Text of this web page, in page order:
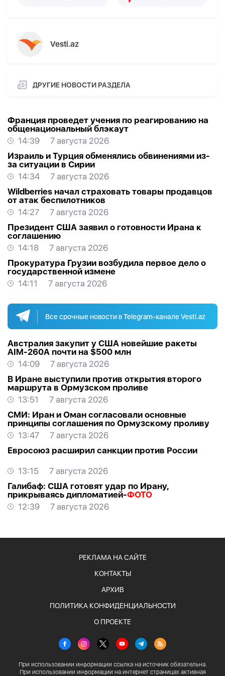
Vesti.az
ДРУГИЕ НОВОСТИ РАЗДЕЛА
Франция проведет учения по реагированию на
общенациональный блэкаут
14:39
7 августа 2026
Израиль и Турция обменялись обвинениями из-
за ситуации в Сирии
14:34
7 августа 2026
Wildberries начал страховать товары продавцов
от атак беспилотников
14:27
7 августа 2026
Президент США заявил о готовности Ирана к
соглашению
14:18
7 августа 2026
Прокуратура Грузии возбудила первое дело о
государственной измене
14:11
7 августа 2026
Все срочные новости в Telegram-канале Vesti.az
Австралия закупит у США новейшие ракеты
AIM-260A почти на $500 млн
14:09
7 августа 2026
В Иране выступили против открытия второго
маршрута в Ормузском проливе
13:51
7 августа 2026
СМИ: Иран и Оман согласовали основные
принципы соглашения по Ормузскому проливу
13:47
7 августа 2026
Евросоюз расширил санкции против России
13:15
7 августа 2026
Галибаф: США готовят удар по Ирану,
прикрываясь дипломатией-ФОТО
12:39
7 августа 2026
РЕКЛАМА НА САЙТЕ
КОНТАКТЫ
АРХИВ
ПОЛИТИКА КОНФИДЕНЦИАЛЬНОСТИ
О ПРОЕКТЕ
При использовании информации ссылка на источник обязательна.
При использовании информации на интернет страницах активная